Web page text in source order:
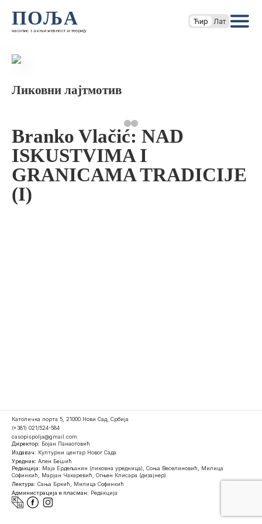
ПОЉА
часопис за књижевност и теорију
Ћир Лат
Ликовни лајтмотив
Branko Vlačić: NAD
ISKUSTVIMA I
GRANICAMA TRADICIJE
(I)
Католичка порта 5, 21000 Нови Сад, Србија
(+381) 021/524-584
casopispolja@gmail.com
Директор: Бојан Панаотовић
Издавач: Културни центар Новог Сада
Уредник: Ален Бешић
Редакција: Маја Ердељанин (ликовна уредница), Соња Веселиновић, Милица
Софинкић, Марјан Чакаревић, Огњен Клисара (дизајнер)
Лектура: Сања Бркић, Милица Софинкић
Администрација и пласман: Редакција